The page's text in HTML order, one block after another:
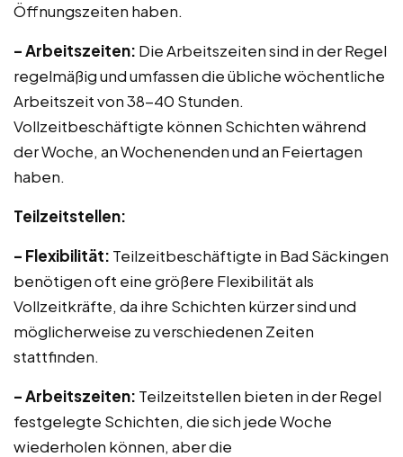
Öffnungszeiten haben.
– Arbeitszeiten: Die Arbeitszeiten sind in der Regel
regelmäßig und umfassen die übliche wöchentliche
Arbeitszeit von 38-40 Stunden.
Vollzeitbeschäftigte können Schichten während
der Woche, an Wochenenden und an Feiertagen
haben.
Teilzeitstellen:
– Flexibilität: Teilzeitbeschäftigte in Bad Säckingen
benötigen oft eine größere Flexibilität als
Vollzeitkräfte, da ihre Schichten kürzer sind und
möglicherweise zu verschiedenen Zeiten
stattfinden.
– Arbeitszeiten: Teilzeitstellen bieten in der Regel
festgelegte Schichten, die sich jede Woche
wiederholen können, aber die